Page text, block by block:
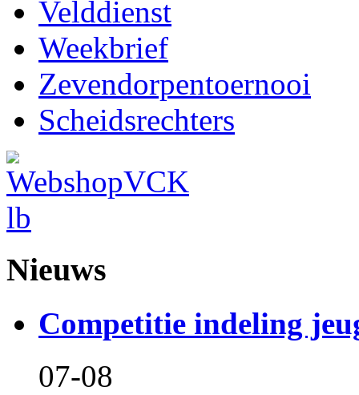
Velddienst
Weekbrief
Zevendorpentoernooi
Scheidsrechters
Nieuws
Competitie indeling
07-08